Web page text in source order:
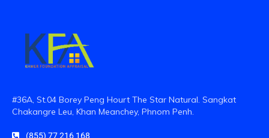
#36A, St.04 Borey Peng Hourt The Star Natural. Sangkat
Chakangre Leu, Khan Meanchey, Phnom Penh.
(855) 77 216 168